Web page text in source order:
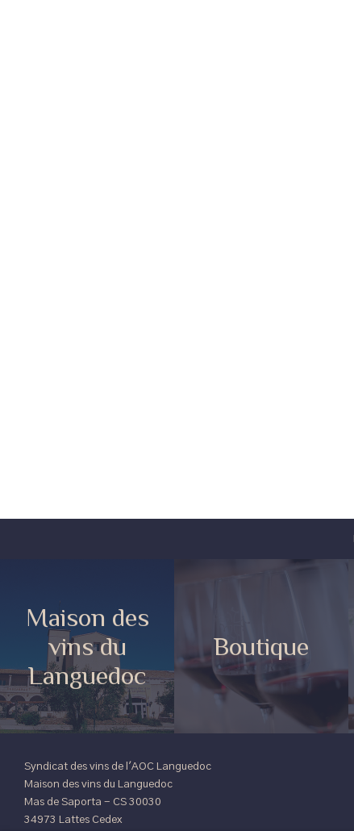
Maison des
vins du
Languedoc
Boutique
Syndicat des vins de l'AOC Languedoc
Maison des vins du Languedoc
Mas de Saporta - CS 30030
34973 Lattes Cedex